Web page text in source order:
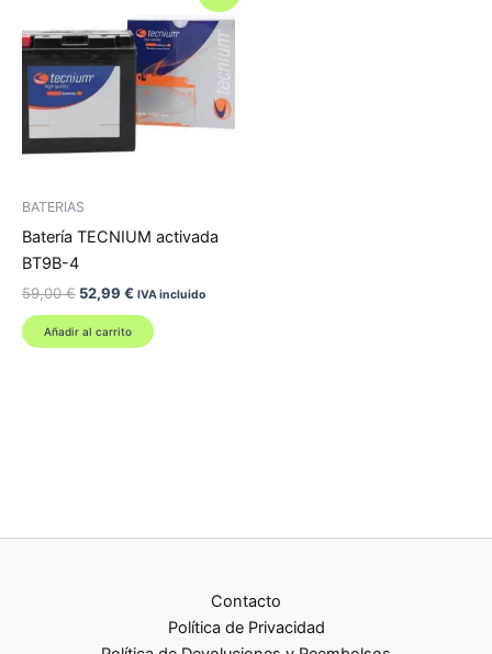
BATERIAS
Batería TECNIUM activada
BT9B-4
59,00€ El
original
era:
52,99 € El
actual
es:
IVA incluido
Añadir al carrito
Contacto
Política de Privacidad